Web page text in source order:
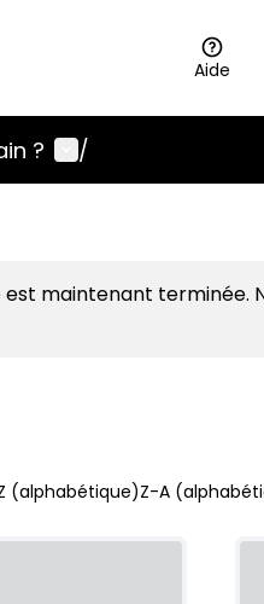
Aide
? Menu utilisateur
/
maintenant terminée.
(alphabétique)Z-A